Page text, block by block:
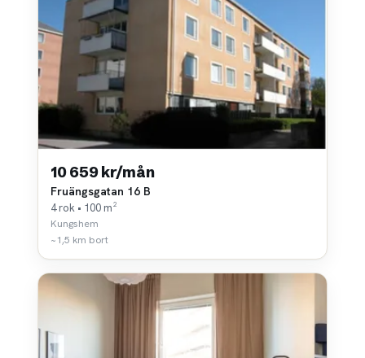
10 659 kr/mån
Fruängsgatan 16 B
4 rok • 100 m²
Kungshem
~1,5 km bort